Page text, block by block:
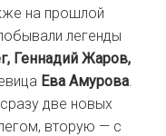
на прошлой
легенды
Геннадий Жаров,
Ева Амурова.
две новых
вторую — с